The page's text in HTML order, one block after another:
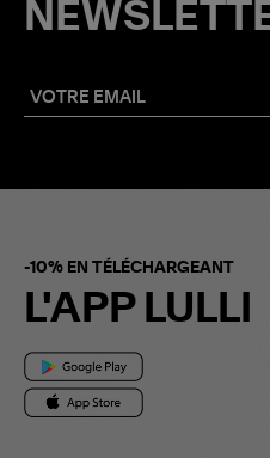
-10% EN TÉLÉCHARGEANT
L'APP LULLI